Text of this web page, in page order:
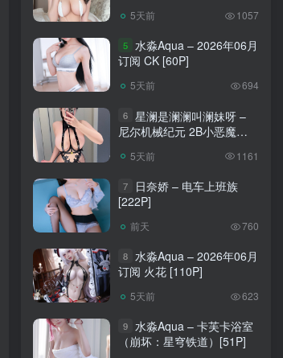
5天前 1057
5 水淼Aqua – 2026年06月
订阅 CK [60P]
5天前 694
6 星澜是澜澜叫澜妹呀 –
尼尔机械纪元 2B小恶魔
5天前 1161
7
日奈娇 – 电车上班族
[222P]
前天 760
8 水淼Aqua – 2026年06月
订阅 火花 [110P]
5天前 623
9 水淼Aqua – 卡芙卡浴室
（崩坏：星穹铁道）[51P]